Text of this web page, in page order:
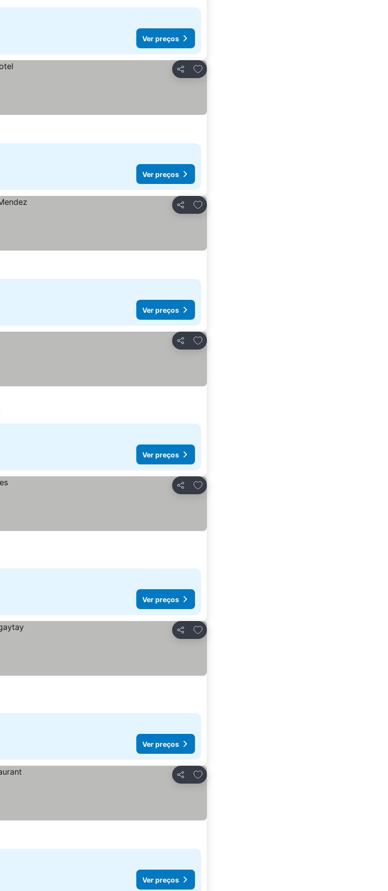
Ver preços
Partilhar
Adicionar aos favoritos
Ver preços
Partilhar
Adicionar aos favoritos
Ver preços
Partilhar
Adicionar aos favoritos
Ver preços
Partilhar
Adicionar aos favoritos
Ver preços
Partilhar
Adicionar aos favoritos
Ver preços
Partilhar
Adicionar aos favoritos
Ver preços